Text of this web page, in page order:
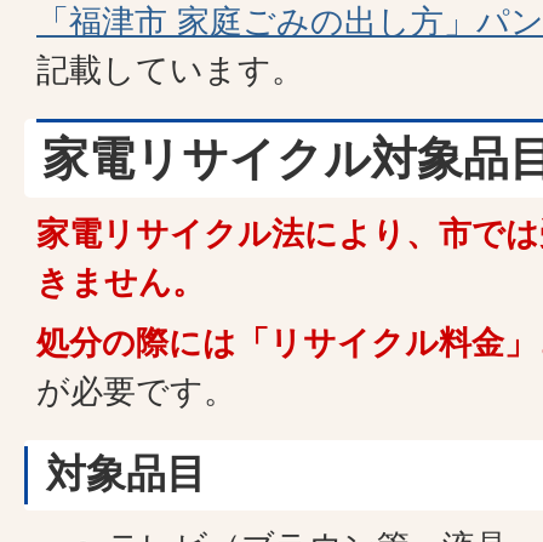
「福津市 家庭ごみの出し方」パ
記載しています。
家電リサイクル対象品
家電リサイクル法により、市で
きません。
処分の際には「リサイクル料金
が必要です。
対象品目